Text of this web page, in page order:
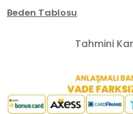
Beden Tablosu
Tahmini